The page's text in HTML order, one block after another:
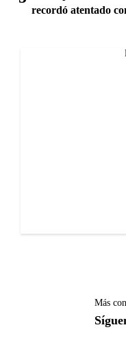
recordó atentado
Más